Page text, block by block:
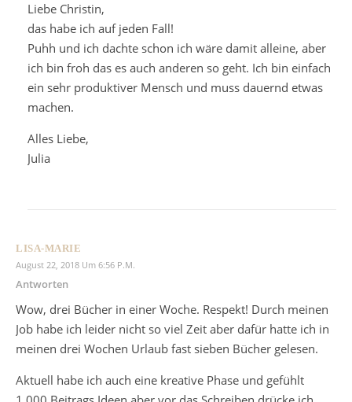
Liebe Christin,
das habe ich auf jeden Fall!
Puhh und ich dachte schon ich wäre damit alleine, aber
ich bin froh das es auch anderen so geht. Ich bin einfach
ein sehr produktiver Mensch und muss dauernd etwas
machen.
Alles Liebe,
Julia
LISA-MARIE
August 22, 2018 Um 6:56 P.m.
Antworten
Wow, drei Bücher in einer Woche. Respekt! Durch meinen
Job habe ich leider nicht so viel Zeit aber dafür hatte ich in
meinen drei Wochen Urlaub fast sieben Bücher gelesen.
Aktuell habe ich auch eine kreative Phase und gefühlt